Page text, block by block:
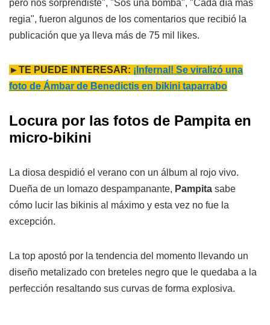
pero nos sorprendiste", "Sos una bomba", "Cada día más
regia", fueron algunos de los comentarios que recibió la
publicación que ya lleva más de 75 mil likes.
►TE PUEDE INTERESAR: ¡Infernal! Se viralizó una
foto de Ámbar de Benedictis en bikini taparrabo
Locura por las fotos de Pampita en
micro-bikini
La diosa despidió el verano con un álbum al rojo vivo.
Dueña de un lomazo despampanante, Pampita sabe
cómo lucir las bikinis al máximo y esta vez no fue la
excepción.
La top apostó por la tendencia del momento llevando un
diseño metalizado con breteles negro que le quedaba a la
perfección resaltando sus curvas de forma explosiva.